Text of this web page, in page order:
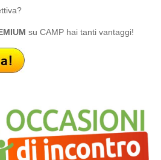
su CAMP hai tanti vantaggi!